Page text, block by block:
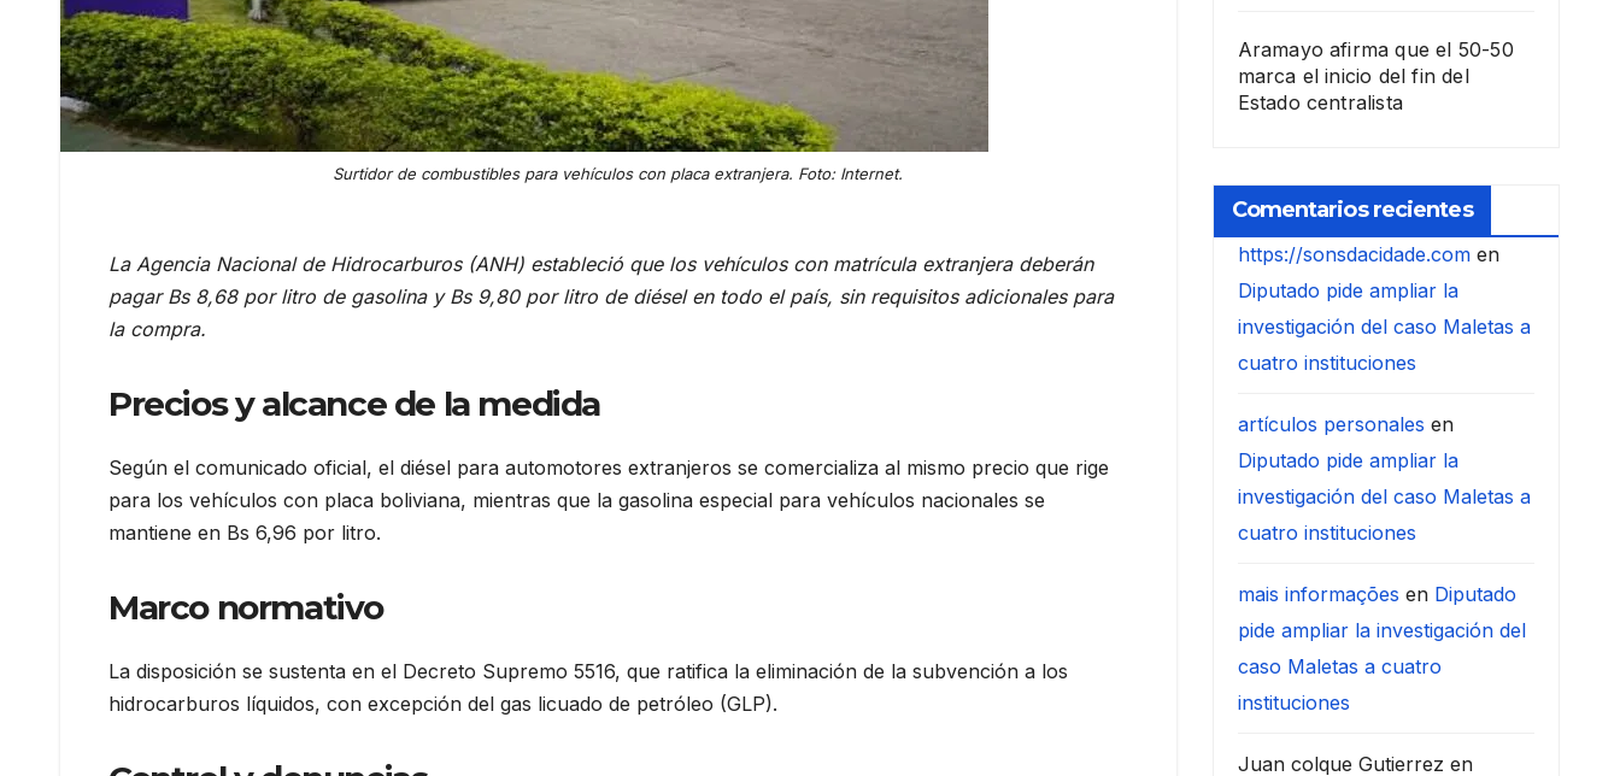
Surtidor de combustibles para vehículos con placa extranjera. Foto: Internet.
La Agencia Nacional de Hidrocarburos (ANH) estableció que los vehículos con matrícula extranjera deberán
pagar Bs 8,68 por litro de gasolina y Bs 9,80 por litro de diésel en todo el país, sin requisitos adicionales para
la compra.
Precios y alcance de la medida
Según el comunicado oficial, el diésel para automotores extranjeros se comercializa al mismo precio que rige
para los vehículos con placa boliviana, mientras que la gasolina especial para vehículos nacionales se
mantiene en Bs 6,96 por litro.
Marco normativo
La disposición se sustenta en el Decreto Supremo 5516, que ratifica la eliminación de la subvención a los
hidrocarburos líquidos, con excepción del gas licuado de petróleo (GLP).
Aramayo afirma que el 50-50
marca el inicio del fin del
Estado centralista
Comentarios recientes
https://sonsdacidade.comen
Diputado pide ampliar la
investigación del caso Maletas a
cuatro instituciones
artículos personales en
Diputado pide ampliar la
investigación del caso Maletas a
cuatro instituciones
mais informações en Diputado
pide ampliar la investigación del
caso Maletas a cuatro
instituciones
Juan colque Gutierrez en